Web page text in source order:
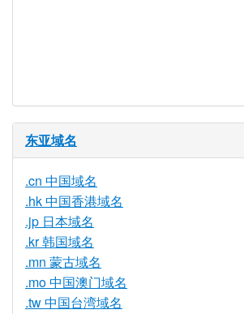
东亚域名
.cn 中国域名
.hk 中国香港域名
.jp 日本域名
.kr 韩国域名
.mn 蒙古域名
.mo 中国澳门域名
.tw 中国台湾域名